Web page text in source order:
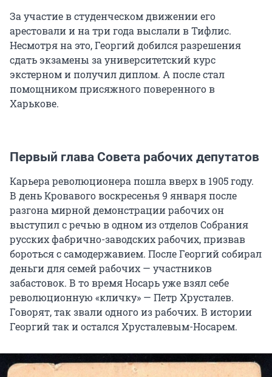
За участие в студенческом движении его
арестовали и на три года выслали в Тифлис.
Несмотря на это, Георгий добился разрешения
сдать экзамены за университетский курс
экстерном и получил диплом. А после стал
помощником присяжного поверенного в
Харькове.
Первый глава Совета рабочих депутатов
Карьера революционера пошла вверх в 1905 году.
В день Кровавого воскресенья 9 января после
разгона мирной демонстрации рабочих он
выступил с речью в одном из отделов Собрания
русских фабрично-заводских рабочих, призвав
бороться с самодержавием. После Георгий собирал
деньги для семей рабочих — участников
забастовок. В то время Носарь уже взял себе
революционную «кличку» — Петр Хрусталев.
Говорят, так звали одного из рабочих. В истории
Георгий так и остался Хрусталевым-Носарем.